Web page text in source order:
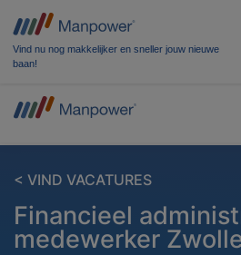
Vind nu nog makkelijker en sneller jouw nieuwe
baan!
< VIND VACATURES
Financieel
medewerker